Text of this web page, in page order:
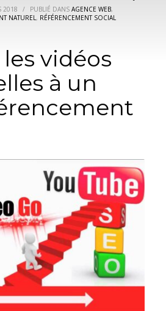
2018 / PUBLIÉ DANS AGENCE WEB,
NATUREL, RÉFÉRENCEMENT SOCIAL
vidéos
à un